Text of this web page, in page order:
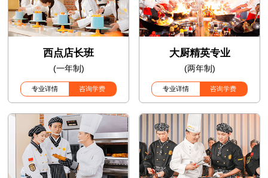
西点店长班
(一年制)
专业详情 咨询学费
大厨精英专业
(两年制)
专业详情 咨询学费